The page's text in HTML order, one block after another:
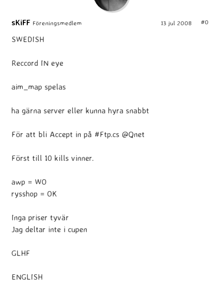
sKiFF Föreningsmedlem 13 jul 2008 #0
SWEDISH
Reccord IN eye
aim_map spelas
ha gärna server eller kunna hyra snabbt
För att bli Accept in på #Ftp.cs @Qnet
Först till 10 kills vinner.
awp = WO
rysshop = OK
Inga priser tyvär
Jag deltar inte i cupen
GLHF
ENGLISH